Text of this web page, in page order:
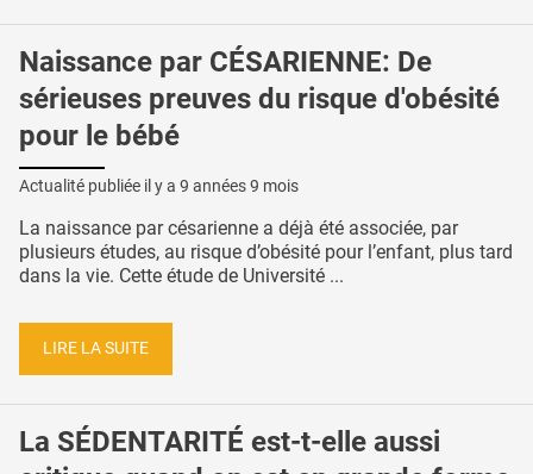
Naissance par CÉSARIENNE: De
sérieuses preuves du risque d'obésité
pour le bébé
Actualité publiée il y a 9 années 9 mois
La naissance par césarienne a déjà été associée, par
plusieurs études, au risque d’obésité pour l’enfant, plus tard
dans la vie. Cette étude de Université ...
LIRE LA SUITE
La SÉDENTARITÉ est-t-elle aussi